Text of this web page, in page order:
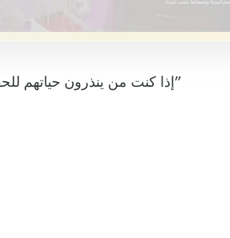
“إذا كنت من ينذرون حياتهم للحقيقة، فلابد أن تقول إنه ليس ثمة حقيقة لا تستحق”